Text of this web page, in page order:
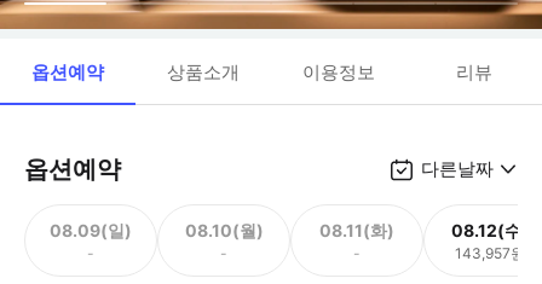
옵션예약 상품소개 이용정보 리뷰
옵션예약 다른날짜
08.09(일)
-
08.10(월)
-
08.11(화)
-
08.12(수)
143,957원